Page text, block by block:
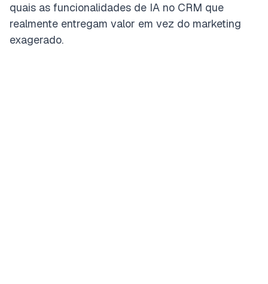
quais as funcionalidades de IA no CRM que
realmente entregam valor em vez do marketing
exagerado.